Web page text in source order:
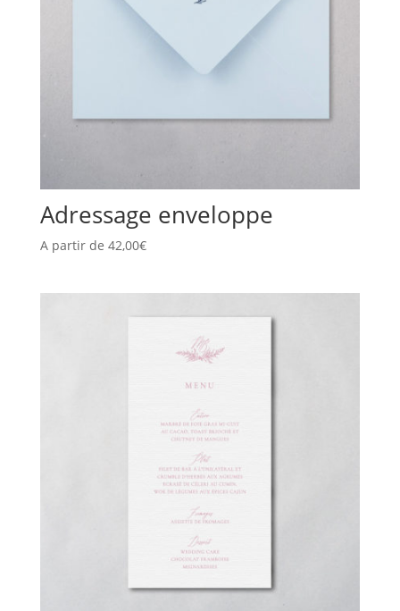
Adressage enveloppe
A partir de 42,00€